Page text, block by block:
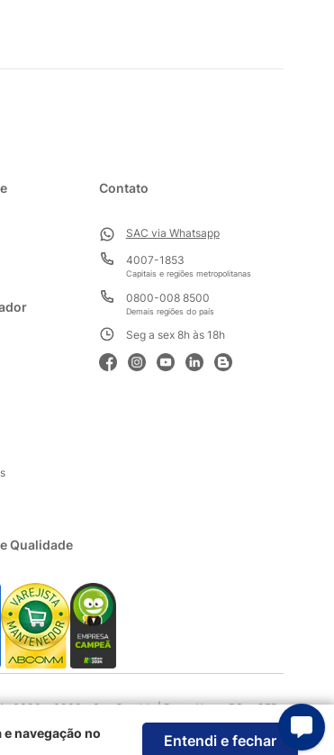
Contato
SAC via Whatsapp
4007-1853
Capitais e regiões metropolitanas
0800-008 8500
Demais regiões do país
Seg a sex 8h às 18h
Qualidade
3303 e 3333 - Sao Geraldo | Porto Alegre RS - CEP:
navegação no
Entendi e fechar